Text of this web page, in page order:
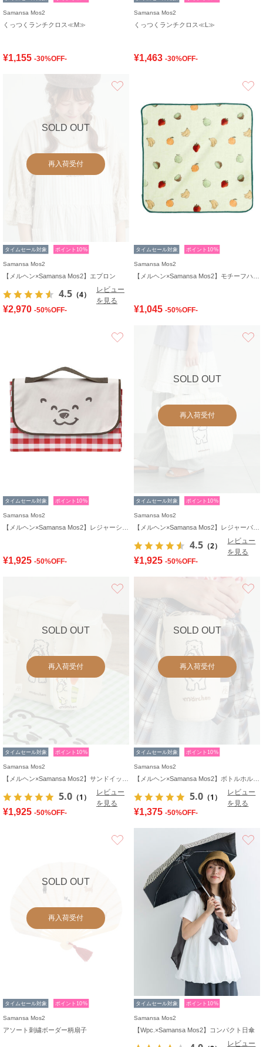
Samansa Mos2
くっつくランチクロス≪M≫
¥1,155 -30%OFF-
Samansa Mos2
くっつくランチクロス≪L≫
¥1,463 -30%OFF-
SOLD OUT
再入荷受付
タイムセール対象 ポイント10%
Samansa Mos2
【メルヘン×Samansa Mos2】エプロン
4.5 （4）
レビュー
を見る
¥2,970 -50%OFF-
タイムセール対象 ポイント10%
Samansa Mos2
¥1,045 -50%OFF-
タイムセール対象 ポイント10%
Samansa Mos2
¥1,925 -50%OFF-
SOLD OUT
再入荷受付
タイムセール対象 ポイント10%
Samansa Mos2
4.5 （2）
レビュー
を見る
¥1,925 -50%OFF-
SOLD OUT
再入荷受付
タイムセール対象 ポイント10%
Samansa Mos2
5.0 （1）
レビュー
を見る
¥1,925 -50%OFF-
SOLD OUT
再入荷受付
タイムセール対象 ポイント10%
Samansa Mos2
5.0 （1）
レビュー
を見る
¥1,375 -50%OFF-
SOLD OUT
再入荷受付
タイムセール対象 ポイント10%
Samansa Mos2
アソート刺繍ボーダー柄扇子
タイムセール対象 ポイント10%
Samansa Mos2
【Wpc.×Samansa Mos2】コンパクト日傘
レビュー